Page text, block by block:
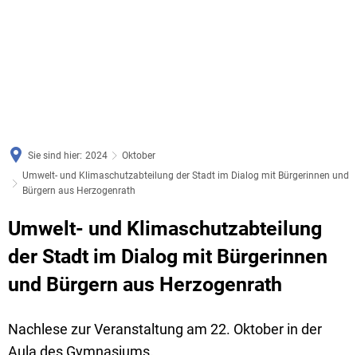
Sie sind hier: 2024
Oktober
Umwelt- und Klimaschutzabteilung der Stadt im Dialog mit Bürgerinnen und
Bürgern aus Herzogenrath
Umwelt- und Klimaschutzabteilung
der Stadt im Dialog mit Bürgerinnen
und Bürgern aus Herzogenrath
Nachlese zur Veranstaltung am 22. Oktober in der
Aula des Gymnasiums.